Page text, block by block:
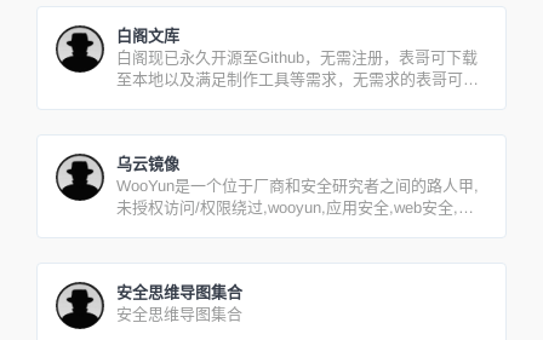
白阁文库
白阁现已永久开源至Github，无需注册，表哥可下载
至本地以及满足制作工具等需求，无需求的表哥可随
乌云镜像
WooYun是一个位于厂商和安全研究者之间的路人甲,
未授权访问/权限绕过,wooyun,应用安全,web安全,系
安全思维导图集合
安全思维导图集合